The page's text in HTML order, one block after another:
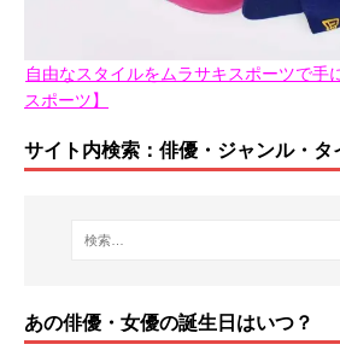
自由なスタイルをムラサキスポーツで手
スポーツ】
サイト内検索：俳優・ジャンル・タ
あの俳優・女優の誕生日はいつ？